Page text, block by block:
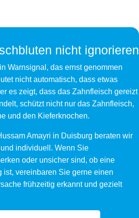
nicht ignorieren
Warnsignal, das ernst genommen
nicht automatisch, dass etwas
es zeigt, dass das Zahnfleisch gereizt
schützt nicht nur das Zahnfleisch,
und den Kieferknochen.
Amayri in Duisburg beraten wir
individuell. Wenn Sie
oder unsicher sind, ob eine
ist, vereinbaren Sie gerne einen
frühzeitig erkannt und gezielt